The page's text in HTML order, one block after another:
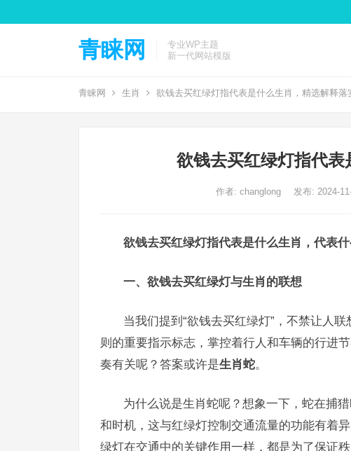
青睐网
专业WP主题
新一代网站模版
青睐网 生肖 欲钱去买红绿灯指代表是什么生肖，精选解释落
欲钱去买红绿灯指代
作者: changlong 发布: 2024-
欲钱去买红绿灯指代表是什么生肖，代表
一、欲钱去买红绿灯与生肖的联想
当我们提到“欲钱去买红绿灯”，不禁让人
则的重要指示标志，掌控着行人和车辆的行进
奏有关呢？答案或许是生肖蛇。
为什么说是生肖蛇呢？想象一下，蛇在捕
和时机，这与红绿灯控制交通流量的功能有着
绿灯在交通中的关键作用一样，都是为了保证秩